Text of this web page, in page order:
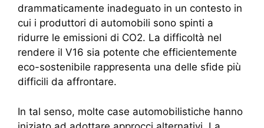
drammaticamente inadeguato in un contesto in
cui i produttori di automobili sono spinti a
ridurre le emissioni di CO2. La difficoltà nel
rendere il V16 sia potente che efficientemente
eco-sostenibile rappresenta una delle sfide più
difficili da affrontare.
In tal senso, molte case automobilistiche hanno